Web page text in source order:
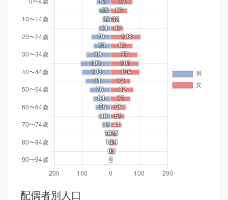
配偶者別人口